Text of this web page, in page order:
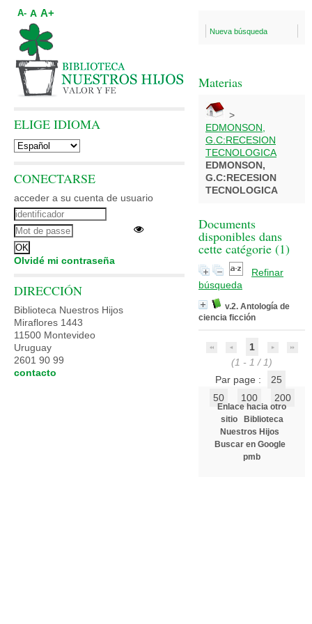
Nueva búsqueda
Materias
>
EDMONSON,
G.C:RECESION
TECNOLOGICA
EDMONSON,
G.C:RECESION
TECNOLOGICA
Documents
disponibles dans
cette catégorie (1)
Refinar
búsqueda
v.2. Antología de
ciencia ficción
1
(1 - 1 / 1)
Par page :
25
50
100 200
Enlace hacia otro
sitio
Biblioteca
Nuestros Hijos
Buscar en Google
pmb
A- A A+
ELIGE IDIOMA
CONECTARSE
acceder a su cuenta de usuario
Olvidé mi contraseña
DIRECCIÓN
Biblioteca Nuestros Hijos
Miraflores 1443
11500 Montevideo
Uruguay
2601 90 99
contacto